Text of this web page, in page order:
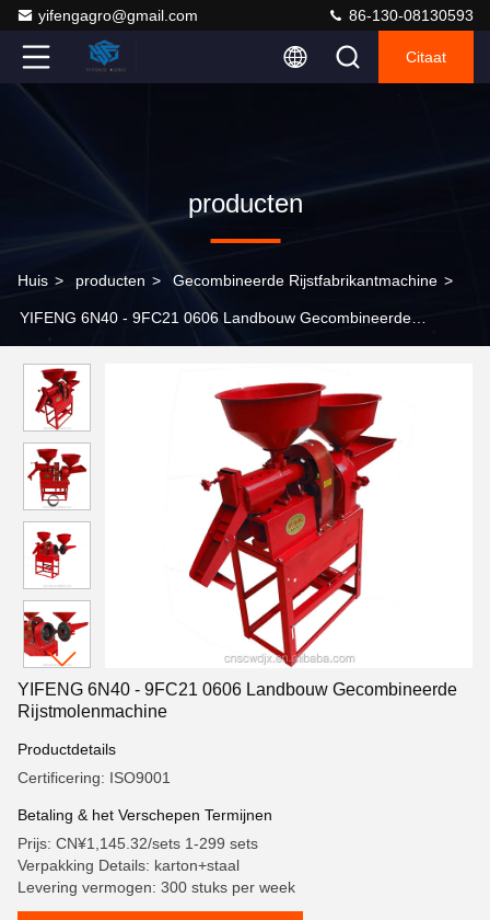
yifengagro@gmail.com 86-130-08130593
Citaat
producten
Huis > producten > Gecombineerde Rijstfabrikantmachine >
YIFENG 6N40 - 9FC21 0606 Landbouw Gecombineerde
YIFENG 6N40 - 9FC21 0606 Landbouw Gecombineerde
Rijstmolenmachine
Productdetails
Certificering: ISO9001
Betaling & het Verschepen Termijnen
Prijs: CN¥1,145.32/sets 1-299 sets
Verpakking Details: karton+staal
Levering vermogen: 300 stuks per week